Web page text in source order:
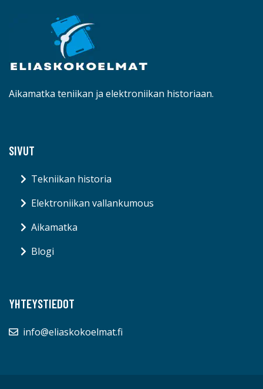
Aikamatka teniikan ja elektroniikan historiaan.
SIVUT
Tekniikan historia
Elektroniikan vallankumous
Aikamatka
Blogi
YHTEYSTIEDOT
info@eliaskokoelmat.fi